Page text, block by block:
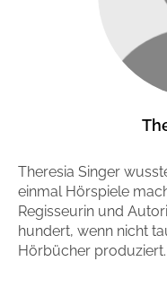
Theresia Singer
einmal Hörspiele
Regisseurin und
hundert, wenn nicht
Hörbücher produziert.